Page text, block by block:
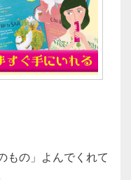
もの」よんでくれて